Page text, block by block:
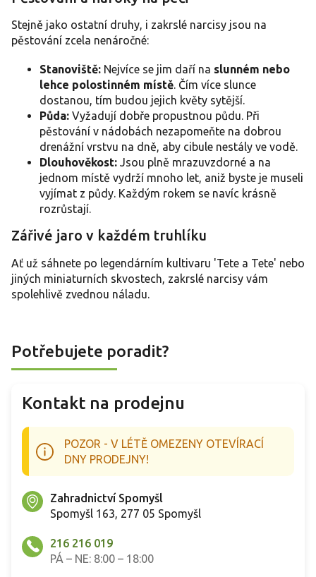
Stejně jako ostatní druhy, i zakrslé narcisy jsou na
pěstování zcela nenáročné:
Stanoviště: Nejvíce se jim daří na slunném nebo
lehce polostinném místě. Čím více slunce
dostanou, tím budou jejich květy sytější.
Půda: Vyžadují dobře propustnou půdu. Při
pěstování v nádobách nezapomeňte na dobrou
drenážní vrstvu na dně, aby cibule nestály ve vodě.
Dlouhověkost: Jsou plně mrazuvzdorné a na
jednom místě vydrží mnoho let, aniž byste je museli
vyjímat z půdy. Každým rokem se navíc krásně
rozrůstají.
Zářivé jaro v každém truhlíku
Ať už sáhnete po legendárním kultivaru 'Tete a Tete' nebo
jiných miniaturních skvostech, zakrslé narcisy vám
spolehlivě zvednou náladu.
Potřebujete poradit?
Kontakt na prodejnu
POZOR - V LÉTĚ OMEZENY OTEVÍRACÍ
DNY PRODEJNY!
Zahradnictví Spomyšl
Spomyšl 163, 277 05 Spomyšl
216 216 019
PÁ – NE: 8:00 – 18:00